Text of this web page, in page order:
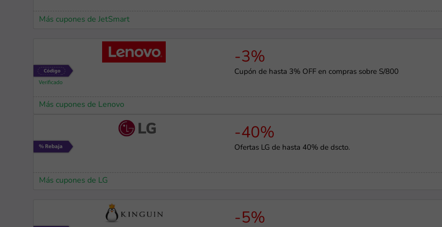
Más cupones de JetSmart
-3%
Cupón de hasta 3% OFF en compras sobre S/800
Más cupones de Lenovo
-40%
Ofertas LG de hasta 40% de dscto.
Más cupones de LG
-5%